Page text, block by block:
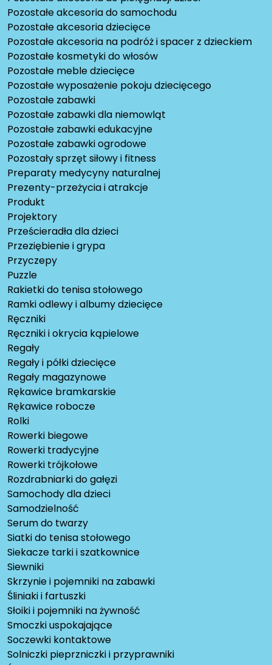
Pozostałe akcesoria do samochodu
Pozostałe akcesoria dziecięce
Pozostałe akcesoria na podróż i spacer z dzieckiem
Pozostałe kosmetyki do włosów
Pozostałe meble dziecięce
Pozostałe wyposażenie pokoju dziecięcego
Pozostałe zabawki
Pozostałe zabawki dla niemowląt
Pozostałe zabawki edukacyjne
Pozostałe zabawki ogrodowe
Pozostały sprzęt siłowy i fitness
Preparaty medycyny naturalnej
Prezenty-przeżycia i atrakcje
Produkt
Projektory
Prześcieradła dla dzieci
Przeziębienie i grypa
Przyczepy
Puzzle
Rakietki do tenisa stołowego
Ramki odlewy i albumy dziecięce
Ręczniki
Ręczniki i okrycia kąpielowe
Regały
Regały i półki dziecięce
Regały magazynowe
Rękawice bramkarskie
Rękawice robocze
Rolki
Rowerki biegowe
Rowerki tradycyjne
Rowerki trójkołowe
Rozdrabniarki do gałęzi
Samochody dla dzieci
Samodzielność
Serum do twarzy
Siatki do tenisa stołowego
Siekacze tarki i szatkownice
Siewniki
Skrzynie i pojemniki na zabawki
Śliniaki i fartuszki
Słoiki i pojemniki na żywność
Smoczki uspokajające
Soczewki kontaktowe
Solniczki pieprzniczki i przyprawniki